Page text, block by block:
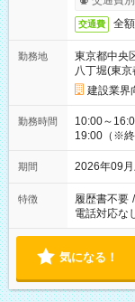
交通費 全
勤務地
東京都中央
八丁堀(東
建設業界
勤務時間
10:00～
19:00（※終
期間 2026年09
特徴 履歴書不要 /
電話対応な
気になる！